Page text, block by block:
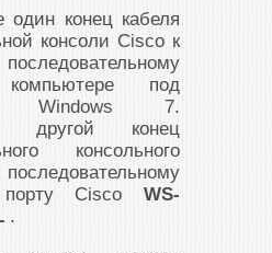
один конец кабеля
консоли Cisco к
последовательному
под
Windows 7.
другой конец
консольного
последовательному
порту Cisco WS-
.